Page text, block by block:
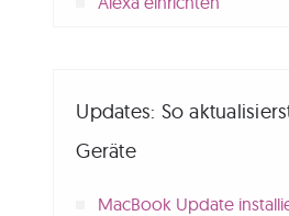
Updates: So
Geräte
MacBook Update